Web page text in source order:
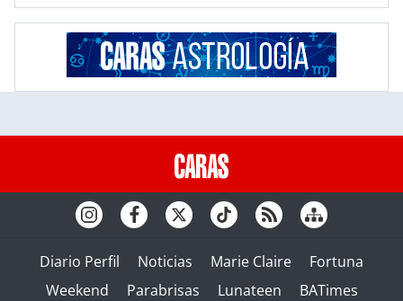
Diario Perfil Noticias Marie Claire
Fortuna
Weekend
Parabrisas Lunateen BATimes